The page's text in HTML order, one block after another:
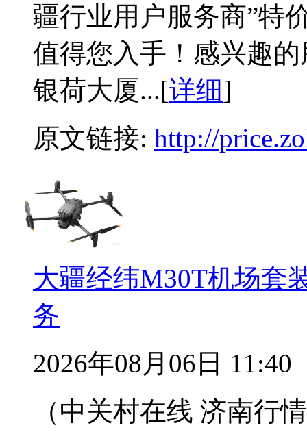
疆行业用户服务商”特
值得您入手！感兴趣
银荷大厦...[详细]
原文链接: http://
大疆经纬M30T机场套
务
2026年08月06日 11:40
（中关村在线 济南行